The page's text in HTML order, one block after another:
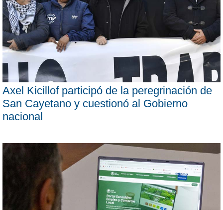
Axel Kicillof participó de la peregrinación de
San Cayetano y cuestionó al Gobierno
nacional